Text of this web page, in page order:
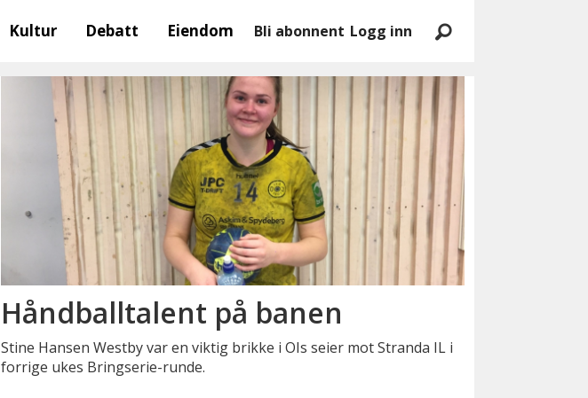
Kultur Debatt Eiendom Bli abonnent Logg inn
Håndballtalent på banen
Stine Hansen Westby var en viktig brikke i OIs seier mot Stranda IL i
forrige ukes Bringserie-runde.